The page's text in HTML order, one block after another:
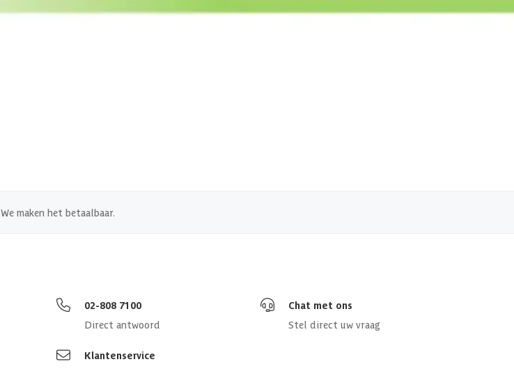
We maken het betaalbaar.
02-808 7100
Direct antwoord
Chat met ons
Stel direct uw vraag
Klantenservice